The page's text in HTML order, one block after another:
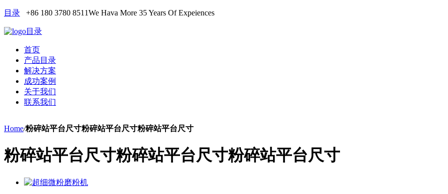
目录 +86 180 3780 8511We Hava More 35 Years Of Expeiences
目录
首页
产品目录
解决方案
成功案例
关于我们
联系我们
Home/粉碎站平台尺寸粉碎站平台尺寸粉碎站平台尺寸
粉碎站平台尺寸粉碎站平台尺寸粉碎站平台尺寸